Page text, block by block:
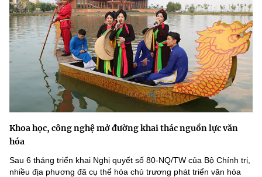
Khoa học, công nghệ mở đường khai thác nguồn lực văn
hóa
Sau 6 tháng triển khai Nghị quyết số 80-NQ/TW của Bộ Chính trị,
nhiều địa phương đã cụ thể hóa chủ trương phát triển văn hóa